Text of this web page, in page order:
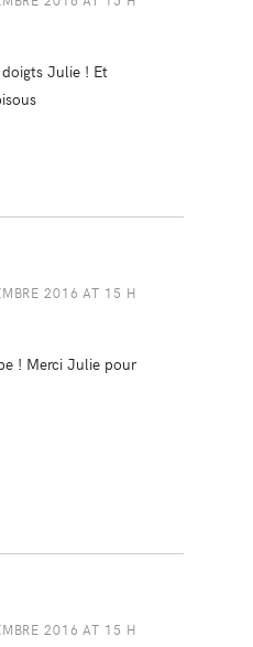
Julie ! Et
2016 AT 15 H
! Merci Julie pour
2016 AT 15 H